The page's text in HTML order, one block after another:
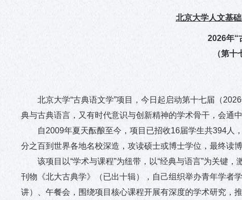
北京大学人文基
2026年“
（第十
北京大学“古典语文学”项目，今日起启动第十七届（2026
典与古典语言，又有时代意识与创新精神的学术骨干，会通
自2009年夏天酝酿至今，项目已招收16届学生共394人
分之百到世界各地名校深造，攻读硕士或博士学位，最终读
该项目以“学术与课程”为纽带，以“经典与语言”为关键
刊物《北大古典学》（已出十辑），自己组织举办青年学者
讲）、午餐会，围绕项目核心课程开展有深度的学术研究，